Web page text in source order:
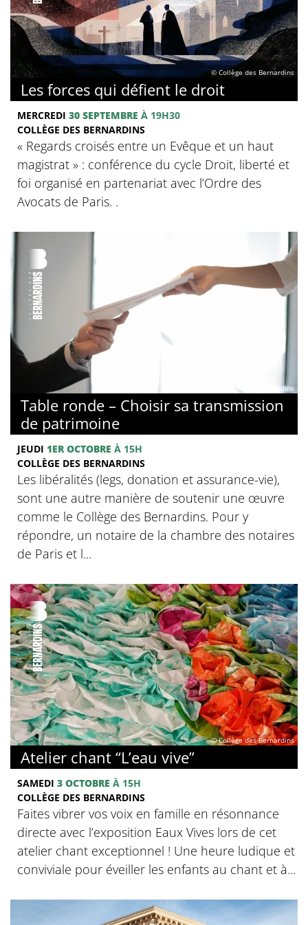
© Collège des Bernardins
Les forces qui défient le droit
MERCREDI 30 SEPTEMBRE À 19H30
COLLÈGE DES BERNARDINS
« Regards croisés entre un Evêque et un haut
magistrat » : conférence du cycle Droit, liberté et
foi organisé en partenariat avec l’Ordre des
Avocats de Paris. .
© Collège des Bernardins
Table ronde – Choisir sa transmission
de patrimoine
JEUDI 1ER OCTOBRE À 15H
COLLÈGE DES BERNARDINS
Les libéralités (legs, donation et assurance-vie),
sont une autre manière de soutenir une œuvre
comme le Collège des Bernardins. Pour y
répondre, un notaire de la chambre des notaires
de Paris et l...
© Collège des Bernardins
Atelier chant “L’eau vive”
SAMEDI 3 OCTOBRE À 15H
COLLÈGE DES BERNARDINS
Faites vibrer vos voix en famille en résonnance
directe avec l’exposition Eaux Vives lors de cet
atelier chant exceptionnel ! Une heure ludique et
conviviale pour éveiller les enfants au chant et à...